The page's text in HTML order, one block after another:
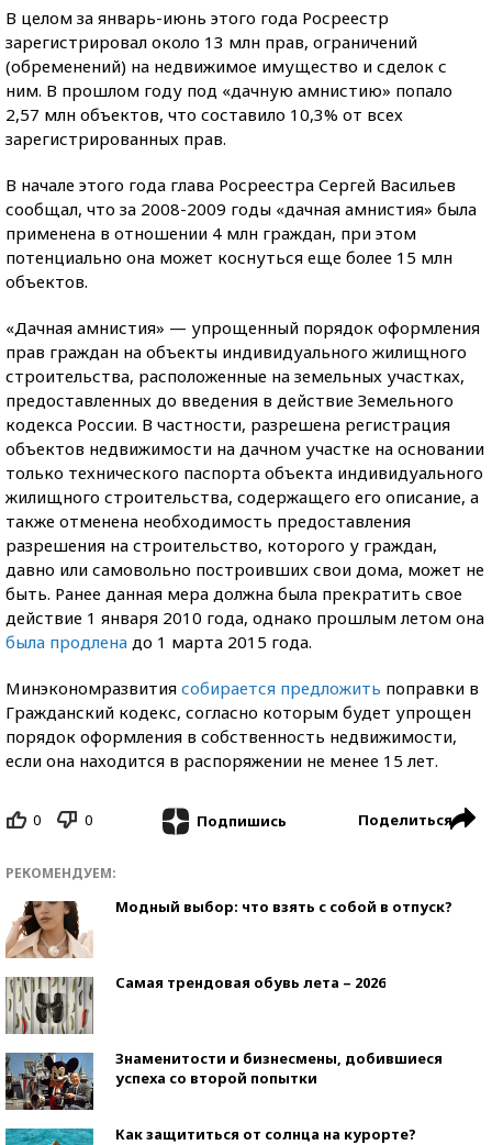
В целом за январь-июнь этого года Росреестр
зарегистрировал около 13 млн прав, ограничений
(обременений) на недвижимое имущество и сделок с
ним. В прошлом году под «дачную амнистию» попало
2,57 млн объектов, что составило 10,3% от всех
зарегистрированных прав.
В начале этого года глава Росреестра Сергей Васильев
сообщал, что за 2008-2009 годы «дачная амнистия» была
применена в отношении 4 млн граждан, при этом
потенциально она может коснуться еще более 15 млн
объектов.
«Дачная амнистия» — упрощенный порядок оформления
прав граждан на объекты индивидуального жилищного
строительства, расположенные на земельных участках,
предоставленных до введения в действие Земельного
кодекса России. В частности, разрешена регистрация
объектов недвижимости на дачном участке на основании
только технического паспорта объекта индивидуального
жилищного строительства, содержащего его описание, а
также отменена необходимость предоставления
разрешения на строительство, которого у граждан,
давно или самовольно построивших свои дома, может не
быть. Ранее данная мера должна была прекратить свое
действие 1 января 2010 года, однако прошлым летом она
была продлена до 1 марта 2015 года.
Минэкономразвития собирается предложить поправки в
Гражданский кодекс, согласно которым будет упрощен
порядок оформления в собственность недвижимости,
если она находится в распоряжении не менее 15 лет.
0 0 Подпишись Поделиться
РЕКОМЕНДУЕМ:
Модный выбор: что взять с собой в отпуск?
Самая трендовая обувь лета – 2026
Знаменитости и бизнесмены, добившиеся
успеха со второй попытки
Как защититься от солнца на курорте?